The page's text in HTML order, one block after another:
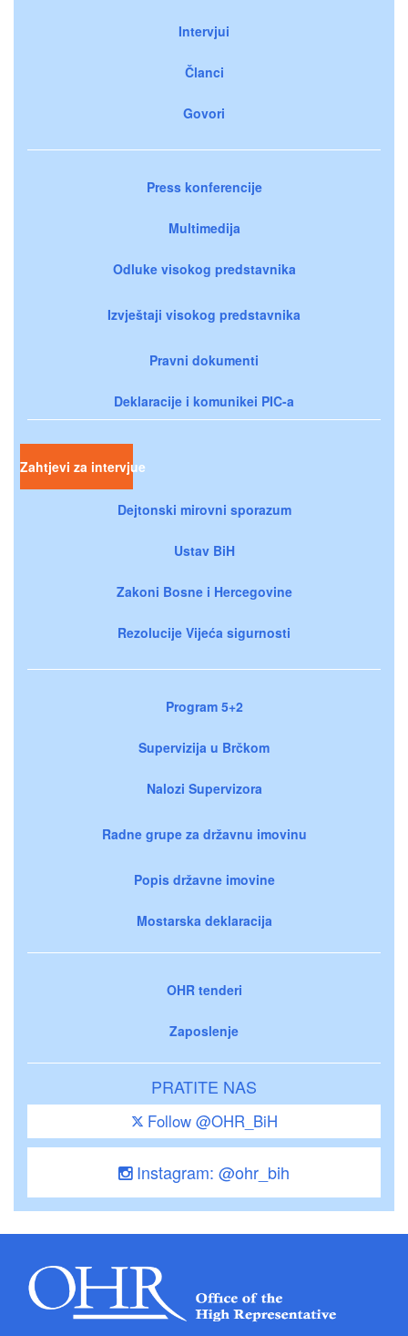
Intervjui
Članci
Govori
Press konferencije
Multimedija
Odluke visokog predstavnika
Izvještaji visokog predstavnika
Pravni dokumenti
Deklaracije i komunikei PIC-a
Zahtjevi za intervjue
Dejtonski mirovni sporazum
Ustav BiH
Zakoni Bosne i Hercegovine
Rezolucije Vijeća sigurnosti
Program 5+2
Supervizija u Brčkom
Nalozi Supervizora
Radne grupe za državnu imovinu
Popis državne imovine
Mostarska deklaracija
OHR tenderi
Zaposlenje
PRATITE NAS
Follow @OHR_BiH
Instagram: @ohr_bih